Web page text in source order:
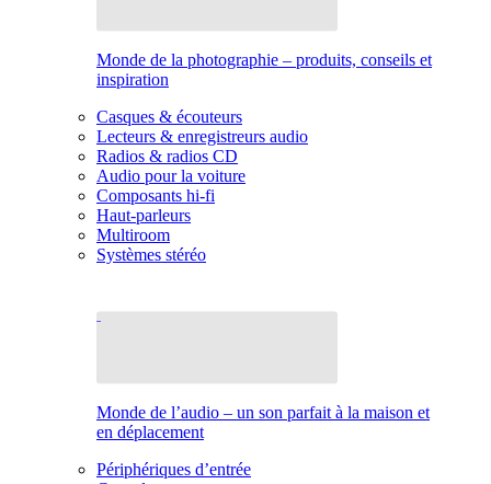
Monde de la photographie – produits, conseils et
inspiration
Casques & écouteurs
Lecteurs & enregistreurs audio
Radios & radios CD
Audio pour la voiture
Composants hi-fi
Haut-parleurs
Multiroom
Systèmes stéréo
Monde de l’audio – un son parfait à la maison et
en déplacement
Périphériques d’entrée